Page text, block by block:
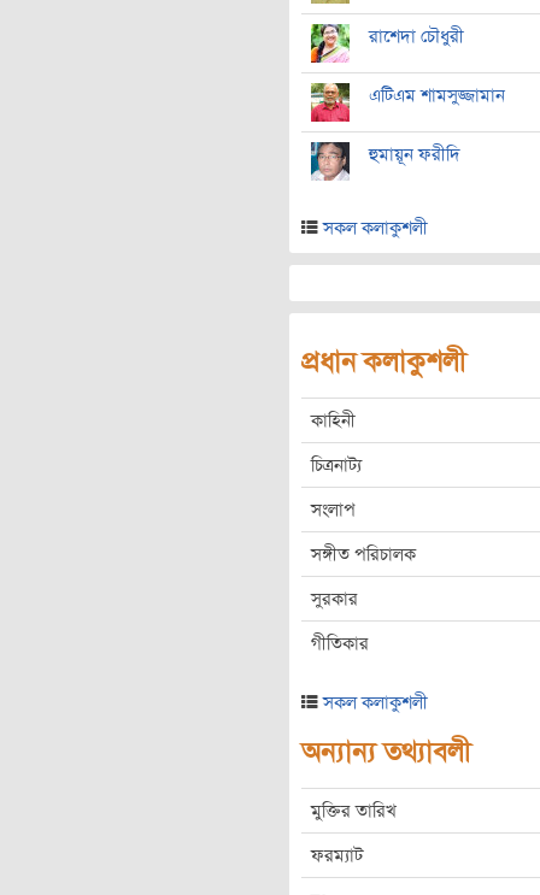
রাশেদা চৌধুরী
এটিএম শামসুজ্জামান
হুমায়ূন ফরীদি
সকল কলাকুশলী
প্রধান কলাকুশলী
কাহিনী
চিত্রনাট্য
সংলাপ
সঙ্গীত পরিচালক
সুরকার
গীতিকার
সকল কলাকুশলী
অন্যান্য তথ্যাবলী
মুক্তির তারিখ
ফরম্যাট